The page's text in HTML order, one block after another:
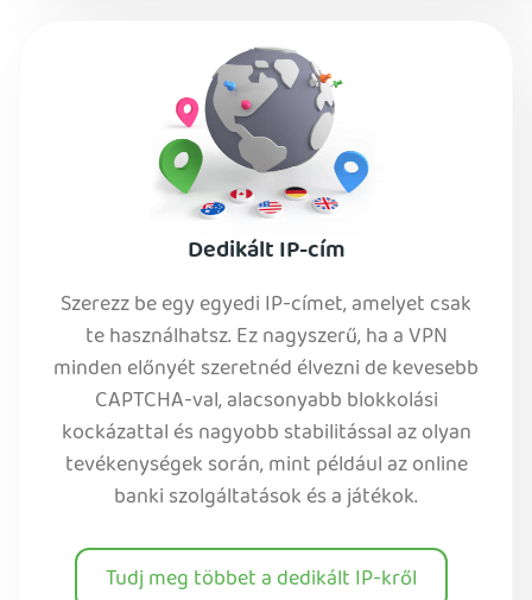
Dedikált IP-cím
Szerezz be egy egyedi IP-címet, amelyet csak
te használhatsz. Ez nagyszerű, ha a VPN
minden előnyét szeretnéd élvezni de kevesebb
CAPTCHA-val, alacsonyabb blokkolási
kockázattal és nagyobb stabilitással az olyan
tevékenységek során, mint például az online
banki szolgáltatások és a játékok.
Tudj meg többet a dedikált IP-kről